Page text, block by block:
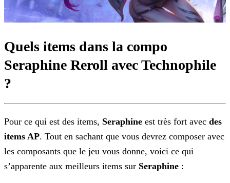
Quels items dans la compo
Seraphine Reroll avec Technophile
?
Pour ce qui est des items, Seraphine est très fort avec des
items AP. Tout en sachant que vous devrez composer avec
les composants que le jeu vous donne, voici ce qui
s’apparente aux meilleurs items sur Seraphine :